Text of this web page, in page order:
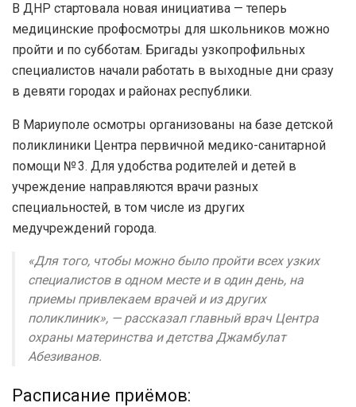
В ДНР стартовала новая инициатива — теперь
медицинские профосмотры для школьников можно
пройти и по субботам. Бригады узкопрофильных
специалистов начали работать в выходные дни сразу
в девяти городах и районах республики.
В Мариуполе осмотры организованы на базе детской
поликлиники Центра первичной медико-санитарной
помощи № 3. Для удобства родителей и детей в
учреждение направляются врачи разных
специальностей, в том числе из других
медучреждений города.
«Для того, чтобы можно было пройти всех узких
специалистов в одном месте и в один день, на
приемы привлекаем врачей и из других
поликлиник», — рассказал главный врач Центра
охраны материнства и детства Джамбулат
Абезиванов.
Расписание приёмов: